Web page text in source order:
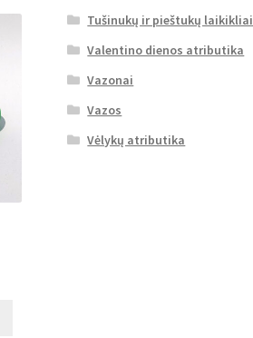
Tušinukų ir pieštukų laikikliai
Valentino dienos atributika
Vazonai
Vazos
Vėlykų atributika